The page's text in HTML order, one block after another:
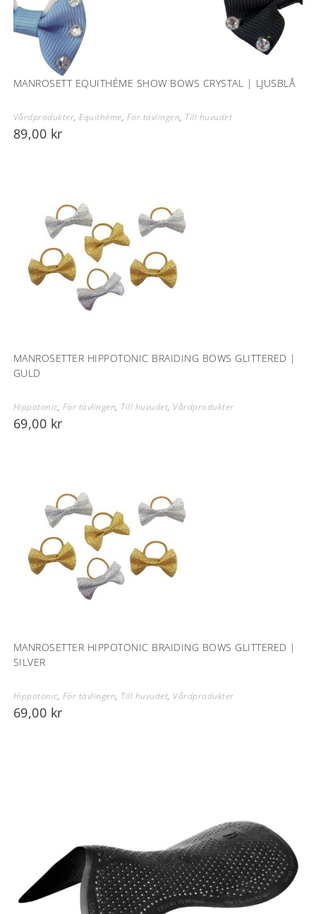
MANROSETT EQUITHÈME SHOW BOWS CRYSTAL | LJUSBLÅ
Vårdprodukter,Equithème, För tävlingen, Till huvudet
89,00 kr
MANROSETTER HIPPOTONIC BRAIDING BOWS GLITTERED |
GULD
Hippotonic, För tävlingen, Till huvudet, Vårdprodukter
69,00 kr
MANROSETTER HIPPOTONIC BRAIDING BOWS GLITTERED |
SILVER
Hippotonic, För tävlingen, Till huvudet, Vårdprodukter
69,00 kr